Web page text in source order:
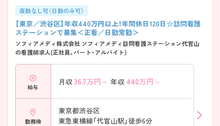
夜勤なし可（日勤のみ可）
【東京／渋谷区】年収440万円以上！年間休日120日☆訪問看護
ステーションで募集＜正看／日勤常勤＞
ソフィアメディ株式会社 ソフィアメディ訪問看護ステーション代官山
の看護師求人(正社員、パート・アルバイト)
給与
月収 36.7万円～ 年収 440万円～
勤務地
東京都渋谷区
東急東横線「代官山駅」徒歩6分